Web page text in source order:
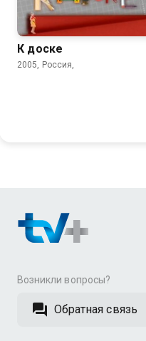
К доске
2005, Россия,
Возникли вопросы?
Обратная связь